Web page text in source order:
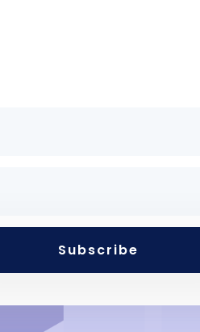
Subscribe